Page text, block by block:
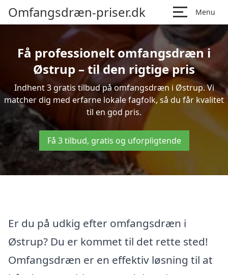
Omfangsdræn-priser.dk Menu
Få professionelt omfangsdræn i
Østrup – til den rigtige pris
Indhent 3 gratis tilbud på omfangsdræn i Østrup. Vi
matcher dig med erfarne lokale fagfolk, så du får kvalitet
til en god pris.
Få 3 tilbud, gratis og uforpligtende
Er du på udkig efter omfangsdræn i
Østrup? Du er kommet til det rette sted!
Omfangsdræn er en effektiv løsning til at